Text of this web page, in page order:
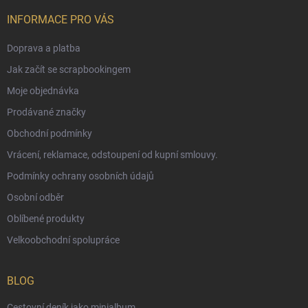
INFORMACE PRO VÁS
Doprava a platba
Jak začít se scrapbookingem
Moje objednávka
Prodávané značky
Obchodní podmínky
Vrácení, reklamace, odstoupení od kupní smlouvy.
Podmínky ochrany osobních údajů
Osobní odběr
Oblíbené produkty
Velkoobchodní spolupráce
BLOG